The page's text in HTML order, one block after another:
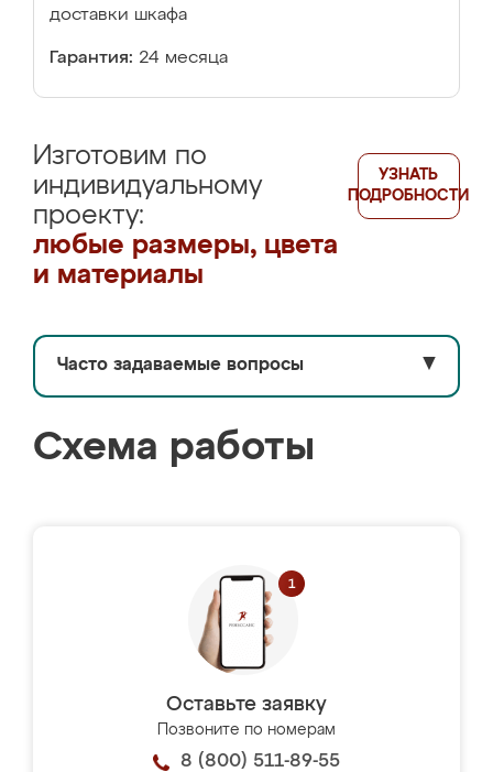
доставки шкафа
Гарантия: 24 месяца
Изготовим по
индивидуальному
проекту:
любые размеры, цвета
и материалы
УЗНАТЬ
ПОДРОБНОСТИ
Часто задаваемые вопросы ▼
Схема работы
Оставьте заявку
Позвоните по номерам
8 (800) 511-89-55